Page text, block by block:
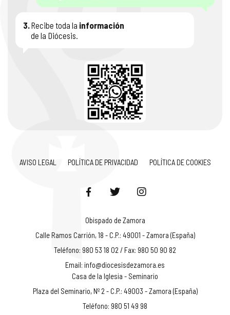
3.Recibe toda la información
de la Diócesis.
AVISO LEGAL POLÍTICA DE PRIVACIDAD POLÍTICA DE COOKIES
Obispado de Zamora
Calle Ramos Carrión, 18 - C.P.: 49001 - Zamora (España)
Teléfono: 980 53 18 02 / Fax: 980 50 90 82
Email: info@diocesisdezamora.es
Casa de la Iglesia - Seminario
Plaza del Seminario, Nº 2 - C.P.: 49003 - Zamora (España)
Teléfono: 980 51 49 98